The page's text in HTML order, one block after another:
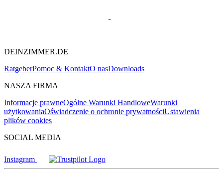
DEINZIMMER.DE
RatgeberPomoc & KontaktO nasDownloads
NASZA FIRMA
Informacje prawneOgólne Warunki HandloweWarunki
użytkowaniaOświadczenie o ochronie prywatnościUstawienia
plików cookies
SOCIAL MEDIA
Instagram